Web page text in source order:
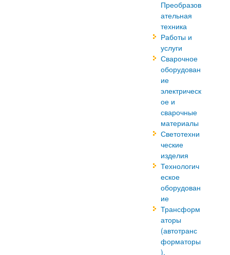
Преобразов
ательная
техника
Работы и
услуги
Сварочное
оборудован
ие
электрическ
ое и
сварочные
материалы
Светотехни
ческие
изделия
Технологич
еское
оборудован
ие
Трансформ
аторы
(автотранс
форматоры
).